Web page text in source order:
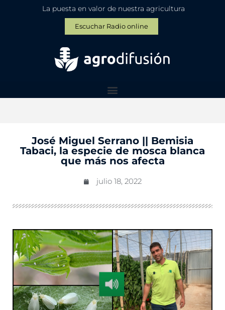
La puesta en valor de nuestra agricultura
Escuchar Radio online
José Miguel Serrano || Bemisia
Tabaci, la especie de mosca blanca
que más nos afecta
julio 18, 2022